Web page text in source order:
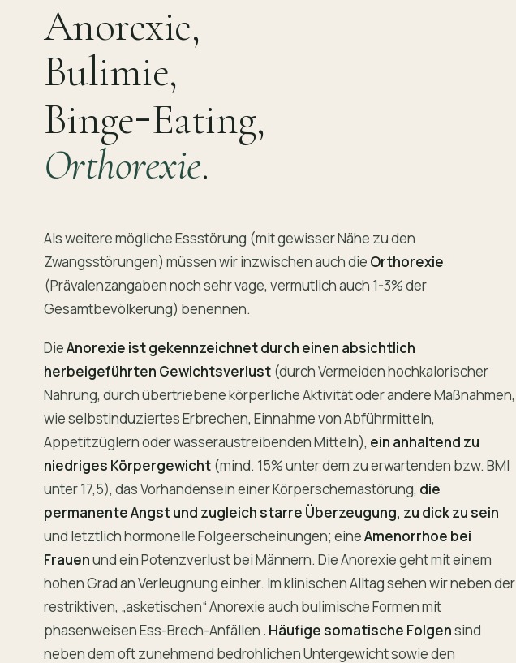
Anorexie,
Bulimie,
Binge-Eating,
Orthorexie.
Als weitere mögliche Essstörung (mit gewisser Nähe zu den
Zwangsstörungen) müssen wir inzwischen auch die Orthorexie
(Prävalenzangaben noch sehr vage, vermutlich auch 1-3% der
Gesamtbevölkerung) benennen.
DieAnorexie ist gekennzeichnet durch einen absichtlich
herbeigeführten Gewichtsverlust(durch Vermeiden hochkalorischer
Nahrung, durch übertriebene körperliche Aktivität oder andere Maßnahmen,
wie selbstinduziertes Erbrechen, Einnahme von Abführmitteln,
Appetitzüglern oder wasseraustreibenden Mitteln), ein anhaltend zu
niedriges Körpergewicht(mind. 15% unter dem zu erwartenden bzw. BMI
unter 17,5), das Vorhandensein einer Körperschemastörung, die
permanente Angst und zugleich starre Überzeugung, zu dick zu sein
und letztlich hormonelle Folgeerscheinungen; eineAmenorrhoe bei
Frauenund ein Potenzverlust bei Männern. Die Anorexie geht mit einem
hohen Grad an Verleugnung einher. Im klinischen Alltag sehen wir neben der
restriktiven, „asketischen“ Anorexie auch bulimische Formen mit
phasenweisen Ess-Brech-Anfällen . Häufige somatische Folgensind
neben dem oft zunehmend bedrohlichen Untergewicht sowie den